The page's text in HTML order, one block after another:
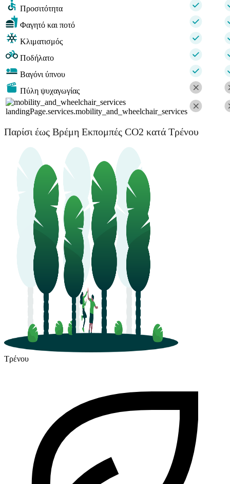
Προσιτότητα
Φαγητό και ποτό
Κλιματισμός
Ποδήλατο
Βαγόνι ύπνου
Πύλη ψυχαγωγίας
landingPage.services.mobility_and_wheelchair_services
Παρίσι έως Βρέμη Εκπομπές CO2 κατά Τρένου
Τρένου